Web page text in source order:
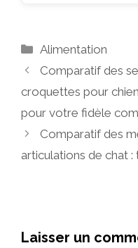
Catégories
Alimentation
Comparatif des
croquettes pour
pour votre fidèle
Comparatif des
articulations de chat
Laisser un